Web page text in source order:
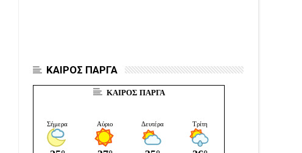
ΚΑΙΡΟΣ ΠΑΡΓΑ
ΚΑΙΡΟΣ ΠΑΡΓΑ